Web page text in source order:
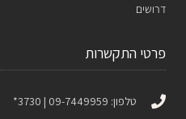
דרושים
פרטי התקשרות
טלפון: 09-7449959 | 3730*